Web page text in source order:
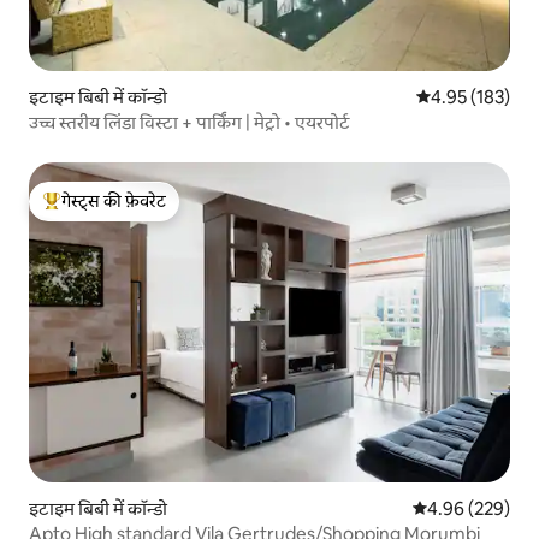
इटाइम बिबी में कॉन्डो औसत रेटिंग 5 में से
4.95 (183)
उच्च स्तरीय लिंडा विस्टा + पार्किंग | मेट्रो • एयरपोर्ट
गेस्ट्स का टॉप फ़ेवरेट
गेस्ट्स की फ़ेवरेट
इटाइम बिबी में कॉन्डो औसत रेटिंग 5 में से
4.96 (229)
Apto High standard Vila Gertrudes/Shopping Morumbi